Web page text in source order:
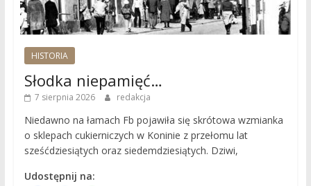
HISTORIA
Słodka niepamięć…
7 sierpnia 2026 redakcja
Niedawno na łamach Fb pojawiła się skrótowa wzmianka
o sklepach cukierniczych w Koninie z przełomu lat
sześćdziesiątych oraz siedemdziesiątych. Dziwi,
Udostępnij na: